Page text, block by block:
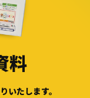
料
たします。